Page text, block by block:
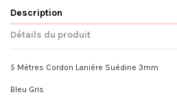
Description
Détails du produit
5 Mètres Cordon Lanière Suédine 3mm
Bleu Gris